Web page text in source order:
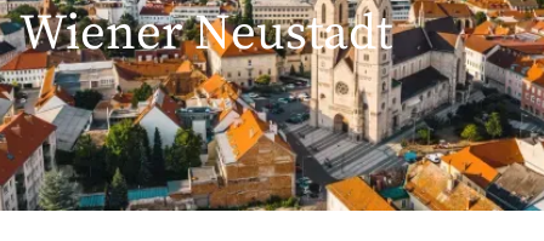
Wiener Neustadt